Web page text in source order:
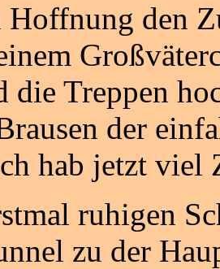
Hoffnung den
die Treppen
der
hab jetzt viel
ruhigen
zu der